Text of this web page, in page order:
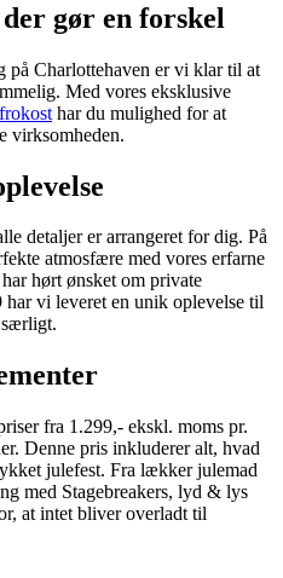
gør en forskel
på Charlottehaven er vi klar til at
Med vores eksklusive
har du mulighed for at
virksomheden.
detaljer er arrangeret for dig. På
atmosfære med vores erfarne
hørt ønsket om private
vi leveret en unik oplevelse til
særligt.
fra 1.299,- ekskl. moms pr.
Denne pris inkluderer alt, hvad
julefest. Fra lækker julemad
med Stagebreakers, lyd & lys
at intet bliver overladt til